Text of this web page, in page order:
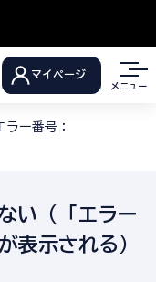
マイページ
メニュー
ー番号：
い（「エラー
表示される）